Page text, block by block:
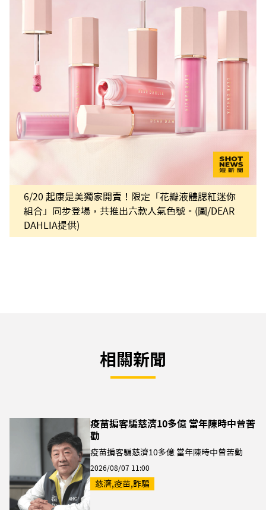
6/20 起康是美獨家開賣！限定「花瓣液體腮紅迷你
組合」同步登場，共推出六款人氣色號。(圖/DEAR
DAHLIA提供)
相關新聞
疫苗掮客騙慈濟10多億 當年陳時中曾苦
勸
疫苗掮客騙慈濟10多億 當年陳時中曾苦勸
2026/08/07 11:00
慈濟,疫苗,詐騙